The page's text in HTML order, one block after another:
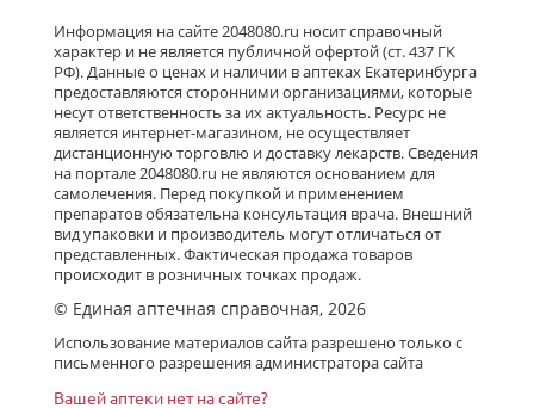
Информация на сайте 2048080.ru носит справочный
характер и не является публичной офертой (ст. 437 ГК
РФ). Данные о ценах и наличии в аптеках Екатеринбурга
предоставляются сторонними организациями, которые
несут ответственность за их актуальность. Ресурс не
является интернет-магазином, не осуществляет
дистанционную торговлю и доставку лекарств. Сведения
на портале 2048080.ru не являются основанием для
самолечения. Перед покупкой и применением
препаратов обязательна консультация врача. Внешний
вид упаковки и производитель могут отличаться от
представленных. Фактическая продажа товаров
происходит в розничных точках продаж.
© Единая аптечная справочная, 2026
Использование материалов сайта разрешено только с
письменного разрешения администратора сайта
Вашей аптеки нет на сайте?